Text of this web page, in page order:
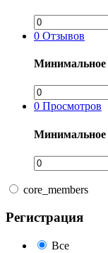
0 Отзывов
Минимальное
0 Просмотров
Минимальное
core_members
Регистрация
Все